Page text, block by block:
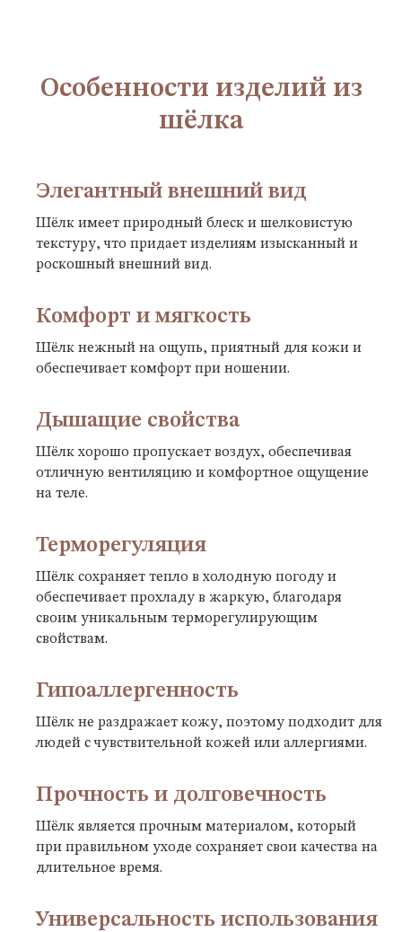
Особенности изделий из
шёлка
Элегантный внешний вид
Шёлк имеет природный блеск и шелковистую
текстуру, что придает изделиям изысканный и
роскошный внешний вид.
Комфорт и мягкость
Шёлк нежный на ощупь, приятный для кожи и
обеспечивает комфорт при ношении.
Дышащие свойства
Шёлк хорошо пропускает воздух, обеспечивая
отличную вентиляцию и комфортное ощущение
на теле.
Терморегуляция
Шёлк сохраняет тепло в холодную погоду и
обеспечивает прохладу в жаркую, благодаря
своим уникальным терморегулирующим
свойствам.
Гипоаллергенность
Шёлк не раздражает кожу, поэтому подходит для
людей с чувствительной кожей или аллергиями.
Прочность и долговечность
Шёлк является прочным материалом, который
при правильном уходе сохраняет свои качества на
длительное время.
Универсальность использования